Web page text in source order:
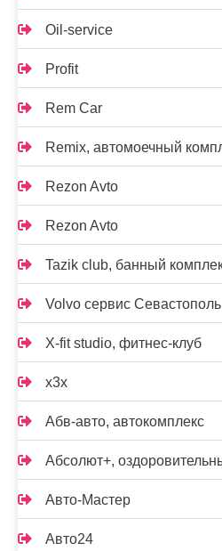
Oil-service
Profit
Rem Car
Remix, автомоечный
Rezon Avto
Rezon Avto
Tazik club, банный
Volvo сервис Севастополь
X-fit studio, фитнес-клуб
x3x
Абв-авто, автокомплекс
Абсолют+,
Авто-Мастер
Авто24